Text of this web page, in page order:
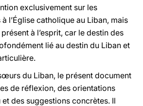
exclusivement sur les
l’Église catholique au Liban, mais
à l’esprit, car le destin des
lié au destin du Liban et
du Liban, le présent document
de réflexion, des orientations
des suggestions concrètes. Il